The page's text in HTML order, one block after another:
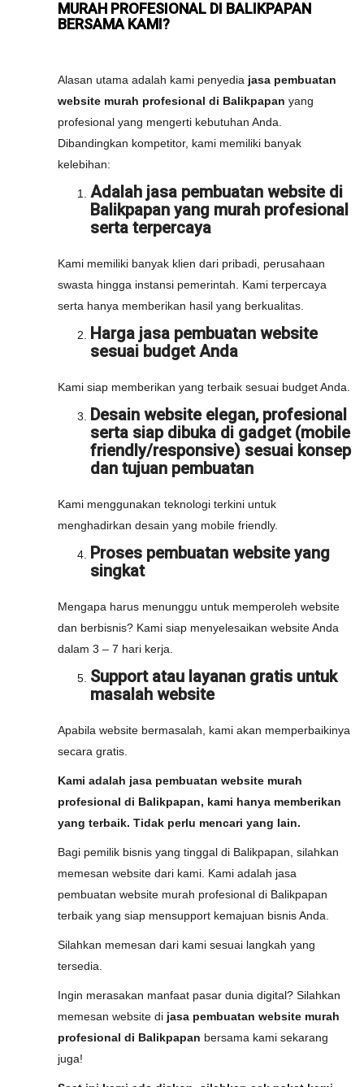
MURAH PROFESIONAL DI BALIKPAPAN
BERSAMA KAMI?
Alasan utama adalah kami penyedia jasa pembuatan
website murah profesional di Balikpapan yang
profesional yang mengerti kebutuhan Anda.
Dibandingkan kompetitor, kami memiliki banyak
kelebihan:
Adalah jasa pembuatan website di
Balikpapan yang murah profesional
serta terpercaya
Kami memiliki banyak klien dari pribadi, perusahaan
swasta hingga instansi pemerintah. Kami terpercaya
serta hanya memberikan hasil yang berkualitas.
Harga jasa pembuatan website
sesuai budget Anda
Kami siap memberikan yang terbaik sesuai budget Anda.
Desain website elegan, profesional
serta siap dibuka di gadget (mobile
friendly/responsive) sesuai konsep
dan tujuan pembuatan
Kami menggunakan teknologi terkini untuk
menghadirkan desain yang mobile friendly.
Proses pembuatan website yang
singkat
Mengapa harus menunggu untuk memperoleh website
dan berbisnis? Kami siap menyelesaikan website Anda
dalam 3 – 7 hari kerja.
Support atau layanan gratis untuk
masalah website
Apabila website bermasalah, kami akan memperbaikinya
secara gratis.
Kami adalah jasa pembuatan website murah
profesional di Balikpapan, kami hanya memberikan
yang terbaik. Tidak perlu mencari yang lain.
Bagi pemilik bisnis yang tinggal di Balikpapan, silahkan
memesan website dari kami. Kami adalah jasa
pembuatan website murah profesional di Balikpapan
terbaik yang siap mensupport kemajuan bisnis Anda.
Silahkan memesan dari kami sesuai langkah yang
tersedia.
Ingin merasakan manfaat pasar dunia digital? Silahkan
memesan website di jasa pembuatan website murah
profesional di Balikpapan bersama kami sekarang
juga!